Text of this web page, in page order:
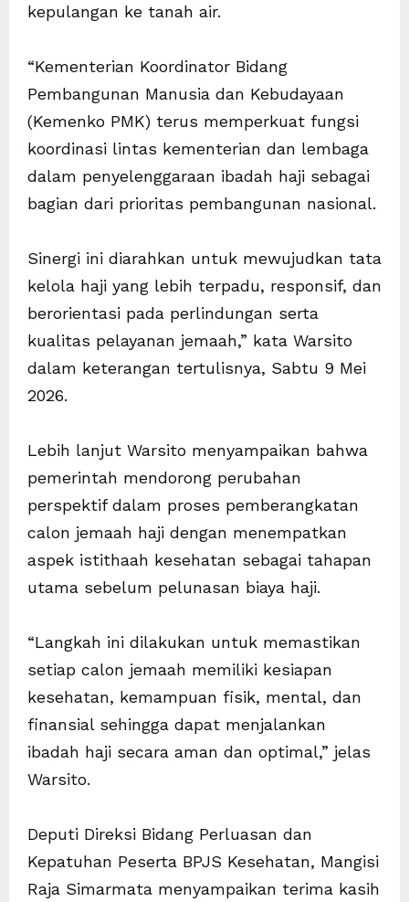
kepulangan ke tanah air.
“Kementerian Koordinator Bidang
Pembangunan Manusia dan Kebudayaan
(Kemenko PMK) terus memperkuat fungsi
koordinasi lintas kementerian dan lembaga
dalam penyelenggaraan ibadah haji sebagai
bagian dari prioritas pembangunan nasional.
Sinergi ini diarahkan untuk mewujudkan tata
kelola haji yang lebih terpadu, responsif, dan
berorientasi pada perlindungan serta
kualitas pelayanan jemaah,” kata Warsito
dalam keterangan tertulisnya, Sabtu 9 Mei
2026.
Lebih lanjut Warsito menyampaikan bahwa
pemerintah mendorong perubahan
perspektif dalam proses pemberangkatan
calon jemaah haji dengan menempatkan
aspek istithaah kesehatan sebagai tahapan
utama sebelum pelunasan biaya haji.
“Langkah ini dilakukan untuk memastikan
setiap calon jemaah memiliki kesiapan
kesehatan, kemampuan fisik, mental, dan
finansial sehingga dapat menjalankan
ibadah haji secara aman dan optimal,” jelas
Warsito.
Deputi Direksi Bidang Perluasan dan
Kepatuhan Peserta BPJS Kesehatan, Mangisi
Raja Simarmata menyampaikan terima kasih